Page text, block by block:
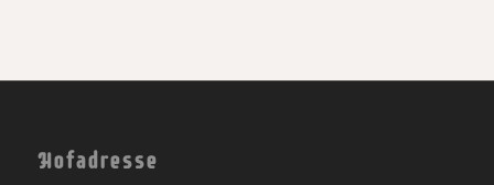
Hofadresse